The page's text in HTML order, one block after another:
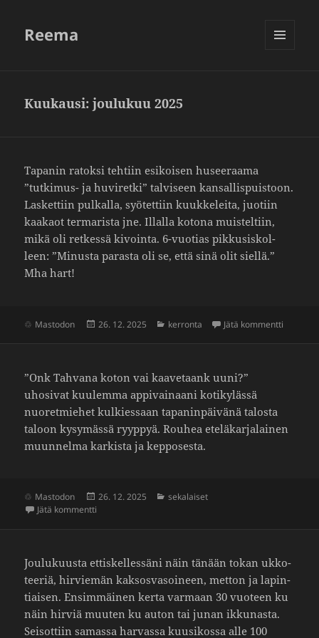
Reema
Kuukausi:joulukuu 2025
Tapanin ratoksi tehtiin esikoisen husee­raama
”tutkimus- ja huvi­retki” talvi­seen kansal­lis­puis­toon.
Lasket­tiin pulkalla, syötet­tiin kuuk­ke­leita, juotiin
kaakaot terma­rista jne. Illalla kotona muis­tel­tiin,
mikä oli retkessä kivointa. 6-vuotias pikkusis­kol­
leen: ”Minusta parasta oli se, että sinä olit siellä.”
Mha hart!
Mastodon Julkaistu
26. 12. 2025 Kategoriat
kerronta Jätä kommentti
”Onk Tahvana koton vai kaave­taank uuni?”
uhosivat kuulemma appi­vainaani koti­kylässä
nuoret­miehet kulkies­saan tapanin­päivänä talosta
taloon kysy­mässä ryyppyä. Rouhea etelä­karjalainen
muun­nelma karkista ja keppo­sesta.
Mastodon Julkaistu
26. 12. 2025 Kategoriat
sekalaiset
Jätä kommentti
Joulu­kuusta ettis­kel­les­säni näin tänään tokan ukko­
teeriä, hirvi­emän kaksos­vasoineen, metton ja lapin­
tiaisen. Ensim­mäinen kerta varmaan 30 vuoteen ku
näin hirviä muuten ku auton tai junan ikku­nasta.
Seisot­tiin samassa harvassa kuusi­kossa alle 100